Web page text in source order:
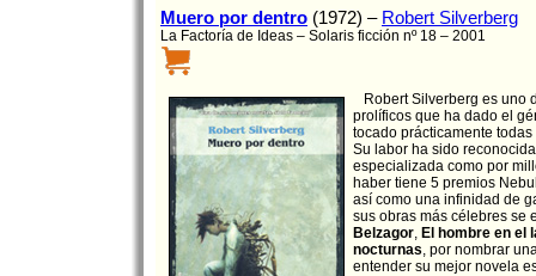
Muero por dentro (1972) – Robert Silverberg
La Factoría de Ideas – Solaris ficción nº 18 – 2001
Robert Silverberg es uno
prolíficos que ha dado el
tocado prácticamente
Su labor ha sido
especializada como por
haber tiene 5 premios
así como una infinidad de
sus obras más célebres se
Belzagor, El hombre en el
nocturnas, por nombrar
entender su mejor novela